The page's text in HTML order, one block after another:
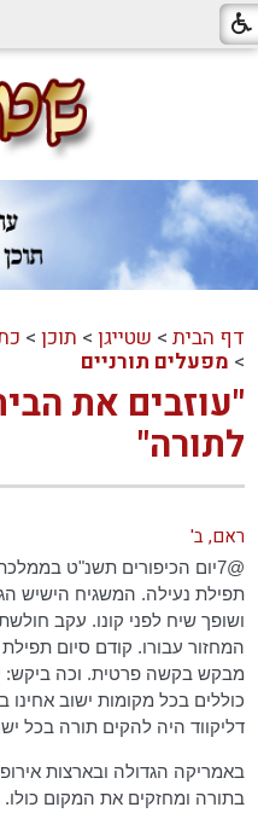
דף הבית > שטייגן > תוכן >
> מפעלים תורניים
"עוזבים את
לתורה"
ראם, ב'
@7יום הכיפורים תשנ"ט בממלכת התורה
תפילת נעילה. המשגיח הישיש
ושופך שיח לפני קונו. עקב
המחזור עבורו. קודם סיום
מבקש בקשה פרטית. וכה ביקש:
כוללים בכל מקומות ישוב אחינו
דליקווד היה להקים תורה בכל
באמריקה הגדולה ובארצות
בתורה ומחזקים את המקום